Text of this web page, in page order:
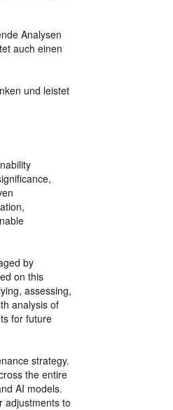
Analysen
auch einen
und leistet
by
on this
assessing,
analysis of
for future
strategy.
the entire
AI models.
adjustments to